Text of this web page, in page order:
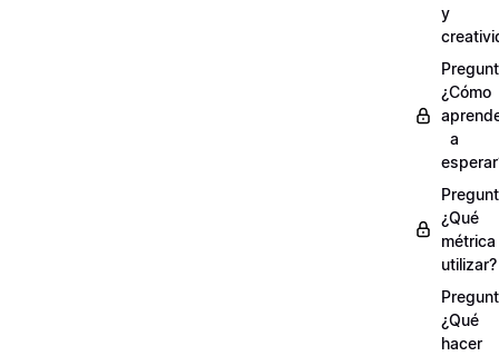
y
¿Cómo
a
¿Qué
métrica
utilizar?
¿Qué
hacer